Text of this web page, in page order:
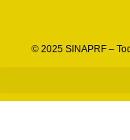
© 2025 SINAPRF –